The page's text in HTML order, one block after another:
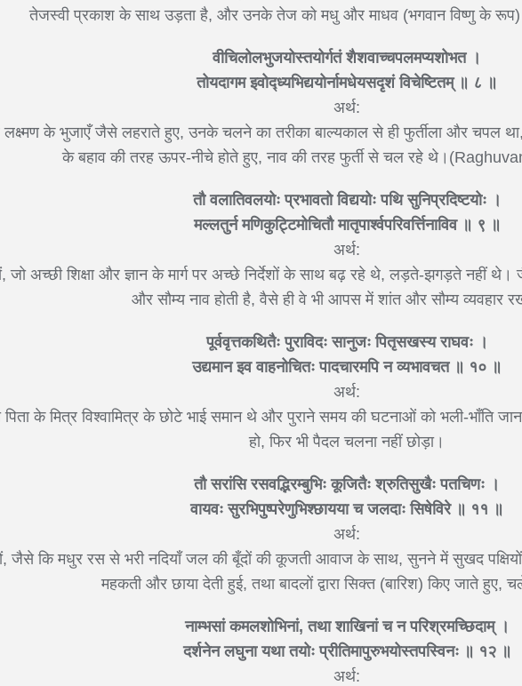
तेजस्वी प्रकाश के साथ उड़ता है, और उनके तेज को मधु और माधव (भगवान विष्णु के रूप) के
वीचिलोलभुजयोस्तयोर्गतं शैशवाच्चपलमप्यशोभत ।
तोयदागम इवोद्ध्यभिद्ययोर्नामधेयसदृशं विचेष्टितम् ॥ ८ ॥
अर्थ:
के भुजाएँ जैसे लहराते हुए, उनके चलने का तरीका बाल्यकाल से ही फुर्तीला और चपल था,
के बहाव की तरह ऊपर-नीचे होते हुए, नाव की तरह फुर्ती से चल रहे
तौ वलातिवलयोः प्रभावतो विद्ययोः पथि सुनिप्रदिष्टयोः ।
मल्लतुर्न मणिकुट्टिमोचितौ मातृपार्श्वपरिवर्त्तिनाविव ॥ ९ ॥
अर्थ:
जो अच्छी शिक्षा और ज्ञान के मार्ग पर अच्छे निर्देशों के साथ बढ़ रहे थे, लड़ते-झगड़ते नहीं
और सौम्य नाव होती है, वैसे ही वे भी आपस में शांत और सौम्य व्यवहार
पूर्ववृत्तकथितैः पुराविदः सानुजः पितृसखस्य राघवः ।
उद्यमान इव वाहनोचितः पादचारमपि न व्यभावचत ॥ १० ॥
अर्थ:
पिता के मित्र विश्वामित्र के छोटे भाई समान थे और पुराने समय की घटनाओं को भली-भाँति
हो, फिर भी पैदल चलना नहीं छोड़ा।
तौ सरांसि रसवद्भिरम्बुभिः कूजितैः श्रुतिसुखैः पतचिणः ।
वायवः सुरभिपुष्परेणुभिश्छायया च जलदाः सिषेविरे ॥ ११ ॥
अर्थ:
जैसे कि मधुर रस से भरी नदियाँ जल की बूँदों की कूजती आवाज के साथ, सुनने में सुखद
महकती और छाया देती हुई, तथा बादलों द्वारा सिक्त (बारिश) किए जाते हुए,
नाम्भसां कमलशोभिनां, तथा शाखिनां च न परिश्रमच्छिदाम् ।
दर्शनेन लघुना यथा तयोः प्रीतिमापुरुभयोस्तपस्विनः ॥ १२ ॥
अर्थ: